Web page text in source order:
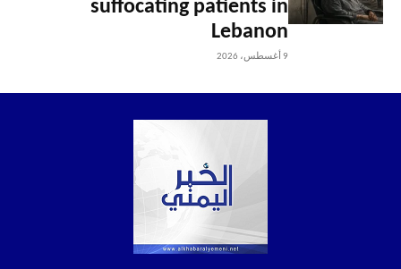
suffocating patients in
Lebanon
9 أغسطس، 2026